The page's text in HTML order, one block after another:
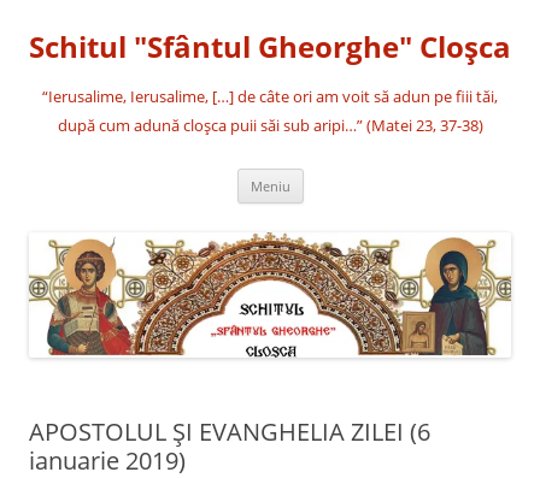
conținut
Schitul "Sfântul Gheorghe" Cloşca
“Ierusalime, Ierusalime, […] de câte ori am voit să adun pe fiii tăi,
după cum adună cloşca puii săi sub aripi…” (Matei 23, 37-38)
Meniu
APOSTOLUL ȘI EVANGHELIA ZILEI (6
ianuarie 2019)